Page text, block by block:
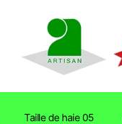
Taille de haie 05